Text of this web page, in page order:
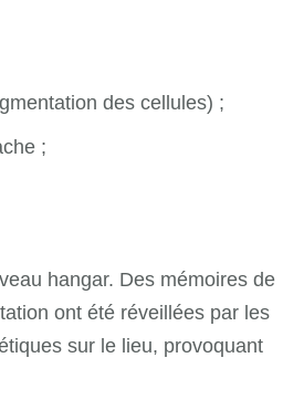
des cellules) ;
;
hangar. Des mémoires de
ont été réveillées par les
sur le lieu, provoquant